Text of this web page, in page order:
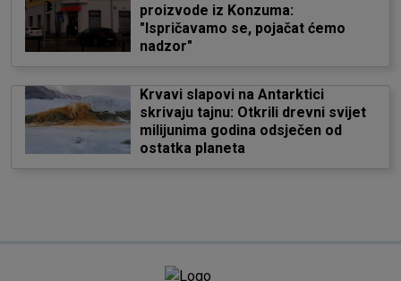
proizvode iz Konzuma:
"Ispričavamo se, pojačat ćemo
nadzor"
Krvavi slapovi na Antarktici
skrivaju tajnu: Otkrili drevni svijet
milijunima godina odsječen od
ostatka planeta